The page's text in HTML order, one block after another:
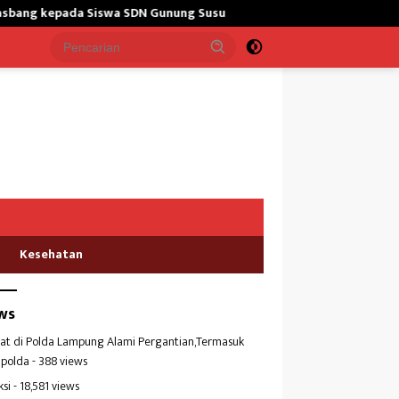
Susu Bangun Masjid,Satgas Yonarmed 13/
Kesehatan
di Polda Lampung Alami Pergantian,Termasuk
- 388 views
- 18,581 views